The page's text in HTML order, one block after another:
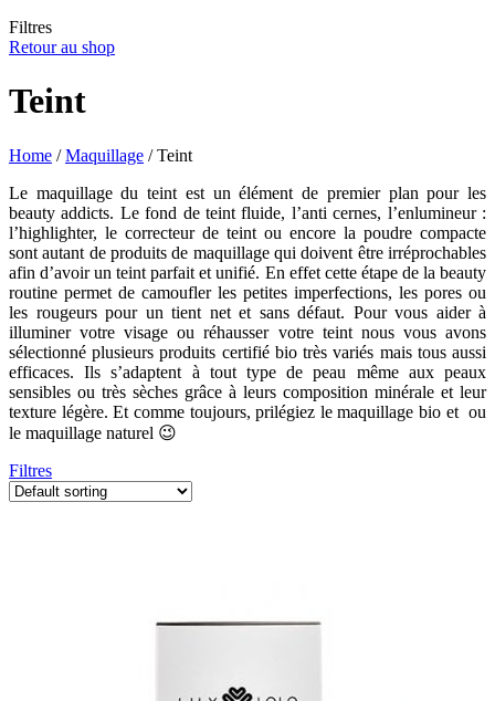
Filtres
Retour au shop
Teint
Home /Maquillage / Teint
Le maquillage du teint est un élément de premier plan pour les
beauty addicts. Le fond de teint fluide, l’anti cernes, l’enlumineur :
l’highlighter, le correcteur de teint ou encore la poudre compacte
sont autant de produits de maquillage qui doivent être irréprochables
afin d’avoir un teint parfait et unifié. En effet cette étape de la beauty
routine permet de camoufler les petites imperfections, les pores ou
les rougeurs pour un tient net et sans défaut. Pour vous aider à
illuminer votre visage ou réhausser votre teint nous vous avons
sélectionné plusieurs produits certifié bio très variés mais tous aussi
efficaces. Ils s’adaptent à tout type de peau même aux peaux
sensibles ou très sèches grâce à leurs composition minérale et leur
texture légère. Et comme toujours, prilégiez le maquillage bio et ou
le maquillage naturel 😉
Filtres